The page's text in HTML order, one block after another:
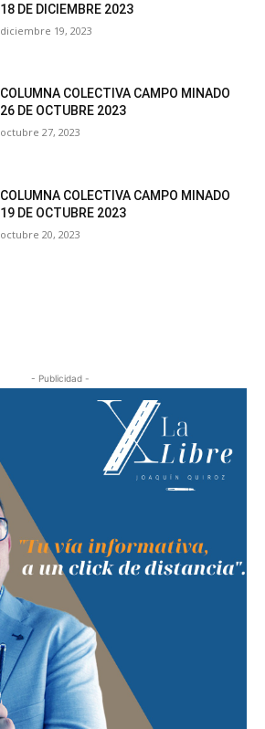
18 DE DICIEMBRE 2023
diciembre 19, 2023
COLUMNA COLECTIVA CAMPO MINADO
26 DE OCTUBRE 2023
octubre 27, 2023
COLUMNA COLECTIVA CAMPO MINADO
19 DE OCTUBRE 2023
octubre 20, 2023
- Publicidad -